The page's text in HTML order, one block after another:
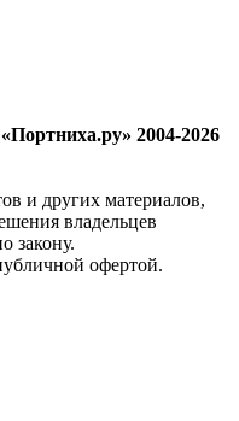
2004-2026
и других материалов,
владельцев
закону.
офертой.